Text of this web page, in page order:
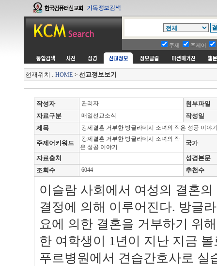
주제 주제어
현재위치 : HOME > 선교정보보기
작성자 관리자
첨부파일
자료구분
매일선교소식
작성일
제목
강제결혼 거부한 방글라데시 소녀의 작은 성공 이야
주제어키워드
강제결혼 거부한 방글라데시 소녀의 작
은 성공 이야기
국가
자료출처
성경본문
조회수
6044 추천수
이슬람 사회에서 여성의 결혼
결정에 의해 이루어진다. 방글
요에 의한 결혼을 거부하기 위
한 여학생이 1년이 지난 지금
푸르병원에서 견습간호사로 실